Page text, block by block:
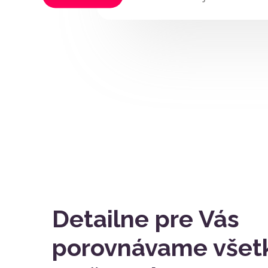
Detailne pre Vás
porovnávame